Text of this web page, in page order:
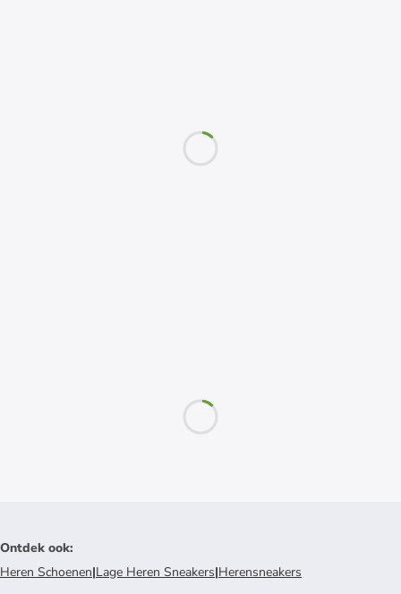
Ontdek ook:
Heren Schoenen|Lage Heren Sneakers|Herensneakers